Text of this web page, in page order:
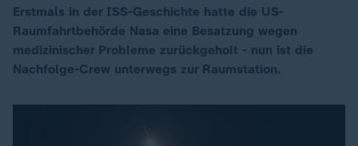
Erstmals in der ISS-Geschichte hatte die US-
Raumfahrtbehörde Nasa eine Besatzung wegen
medizinischer Probleme zurückgeholt - nun ist die
Nachfolge-Crew unterwegs zur Raumstation.